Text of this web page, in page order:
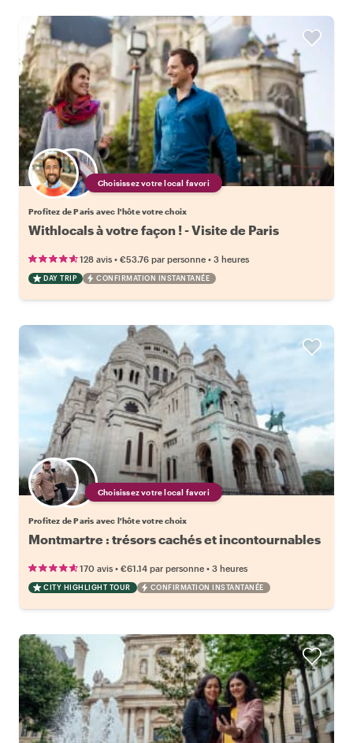
Choisissez votre local favori
Profitez de Paris avec l'hôte votre choix
Withlocals à votre façon ! - Visite de Paris
128 avis • €53.76 par personne • 3 heures
DAY TRIP CONFIRMATION INSTANTANÉE
Choisissez votre local favori
Profitez de Paris avec l'hôte votre choix
Montmartre : trésors cachés et incontournables
170 avis • €61.14 par personne • 3 heures
CITY HIGHLIGHT TOUR CONFIRMATION INSTANTANÉE